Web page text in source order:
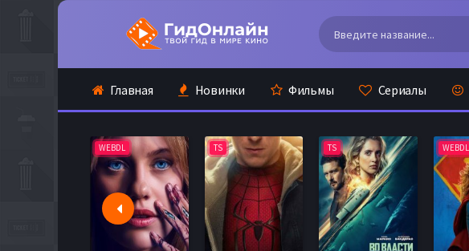
Главная Новинки Фильмы Сериалы
WEBDL TS TS WEBDL